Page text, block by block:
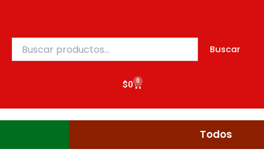
contenido
por:
Buscar
$0 0
Cart
Todos